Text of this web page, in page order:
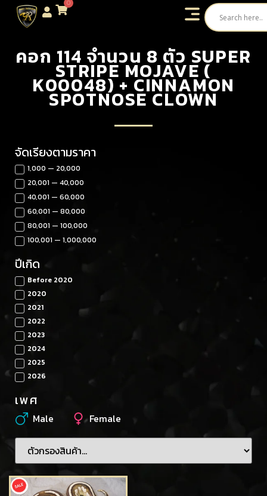
0
คอก 114 จำนวน 8 ตัว SUPER
STRIPE MOJAVE (
K00048) + CINNAMON
SPOTNOSE CLOWN
จัดเรียงตามราคา
1,000 — 20,000
20,001 — 40,000
40,001 — 60,000
60,001 — 80,000
80,001 — 100,000
100,001 — 1,000,000
ปีเกิด
Before 2020
2020
2021
2022
2023
2024
2025
2026
เพศ
Male Female